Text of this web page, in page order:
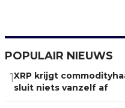
POPULAIR NIEUWS
1XRP krijgt
sluit niets vanzelf af